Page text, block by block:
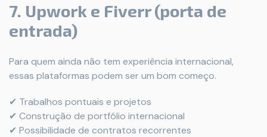
7. Upwork e Fiverr (porta de
entrada)
Para quem ainda não tem experiência internacional,
essas plataformas podem ser um bom começo.
✔ Trabalhos pontuais e projetos
✔ Construção de portfólio internacional
✔ Possibilidade de contratos recorrentes